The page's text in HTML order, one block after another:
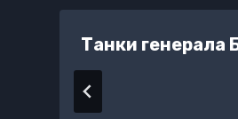
Танки генерала